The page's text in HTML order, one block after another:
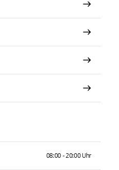
08:00 - 20:00 Uhr